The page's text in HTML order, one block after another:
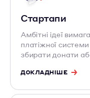
Стартапи
Амбітні ідеї
платіжної
збирати донати
ДОКЛАДНІШЕ